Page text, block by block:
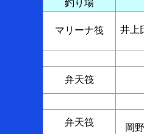
釣り場
マリーナ筏
井
弁天筏
弁天筏
岡